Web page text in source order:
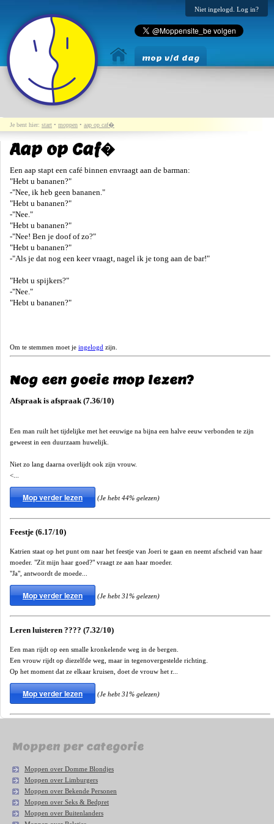
Niet ingelogd. Log in?
mop v/d dag
Je bent hier: start • moppen • aap op caf�
Aap op Caf�
Een aap stapt een café binnen envraagt aan de barman:
"Hebt u bananen?"
-"Nee, ik heb geen bananen."
"Hebt u bananen?"
-"Nee."
"Hebt u bananen?"
-"Nee! Ben je doof of zo?"
"Hebt u bananen?"
-"Als je dat nog een keer vraagt, nagel ik je tong aan de bar!"
"Hebt u spijkers?"
-"Nee."
"Hebt u bananen?"
Om te stemmen moet je ingelogd zijn.
Nog een goeie mop lezen?
Afspraak is afspraak (7.36/10)
Een man ruilt het tijdelijke met het eeuwige na bijna een halve eeuw verbonden te zijn
geweest in een duurzaam huwelijk.
Niet zo lang daarna overlijdt ook zijn vrouw.
<...
Mop verder lezen (Je hebt 44% gelezen)
Feestje (6.17/10)
Katrien staat op het punt om naar het feestje van Joeri te gaan en neemt afscheid van haar
moeder. "Zit mijn haar goed?" vraagt ze aan haar moeder.
"Ja", antwoordt de moede...
Mop verder lezen (Je hebt 31% gelezen)
Leren luisteren ???? (7.32/10)
Een man rijdt op een smalle kronkelende weg in de bergen.
Een vrouw rijdt op diezelfde weg, maar in tegenovergestelde richting.
Op het moment dat ze elkaar kruisen, doet de vrouw het r...
Mop verder lezen (Je hebt 31% gelezen)
Moppen per categorie
Moppen over Domme Blondjes
Moppen over Limburgers
Moppen over Bekende Personen
Moppen over Seks & Bedpret
Moppen over Buitenlanders